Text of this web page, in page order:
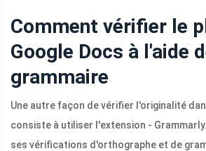
Comment vérifier le
Google Docs à l'aide
grammaire
Une autre façon de vérifier l'originalité
consiste à utiliser l'extension -
ses vérifications d'orthographe et de